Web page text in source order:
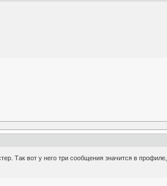
Так вот у него три сообщения значится в